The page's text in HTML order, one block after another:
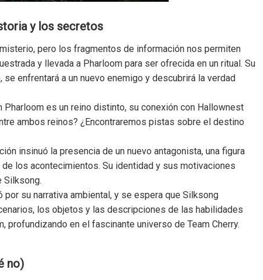
y los secretos
pero los fragmentos de información nos permiten
y llevada a Pharloom para ser ofrecida en un ritual. Su
enfrentará a un nuevo enemigo y descubrirá la verdad
Pharloom es un reino distinto, su conexión con Hallownest
ambos reinos? ¿Encontraremos pistas sobre el destino
insinuó la presencia de un nuevo antagonista, una figura
los acontecimientos. Su identidad y sus motivaciones
Silksong.
por su narrativa ambiental, y se espera que Silksong
los objetos y las descripciones de las habilidades
profundizando en el fascinante universo de Team Cherry.
no)